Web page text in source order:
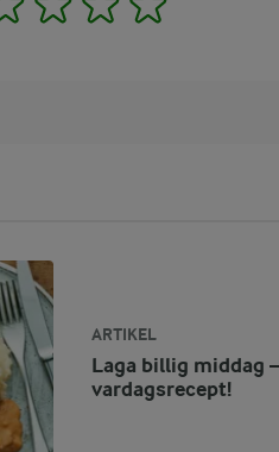
ARTIKEL
Laga billig middag
vardagsrecept!